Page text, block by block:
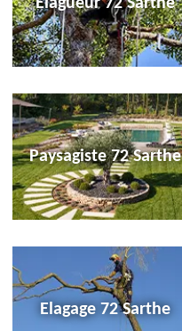
Elagueur 72 Sarthe
Paysagiste 72 Sarthe
Elagage 72 Sarthe